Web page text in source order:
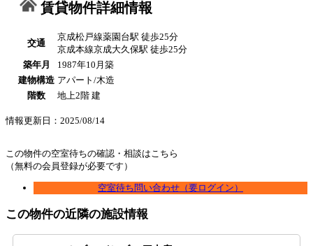
賃貸物件詳細情報
交通
京成松戸線薬園台駅 徒歩25分
京成本線京成大久保駅 徒歩25分
築年月
1987年10月築
建物構造 アパート/木造
階数
地上2階 建
情報更新日：2025/08/14
この物件の空室待ちの確認・相談はこちら
（無料の会員登録が必要です）
空室待ち問い合わせ（要ログイン）
この物件の近隣の施設情報